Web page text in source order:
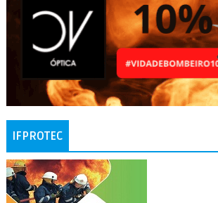
IFPROTEC